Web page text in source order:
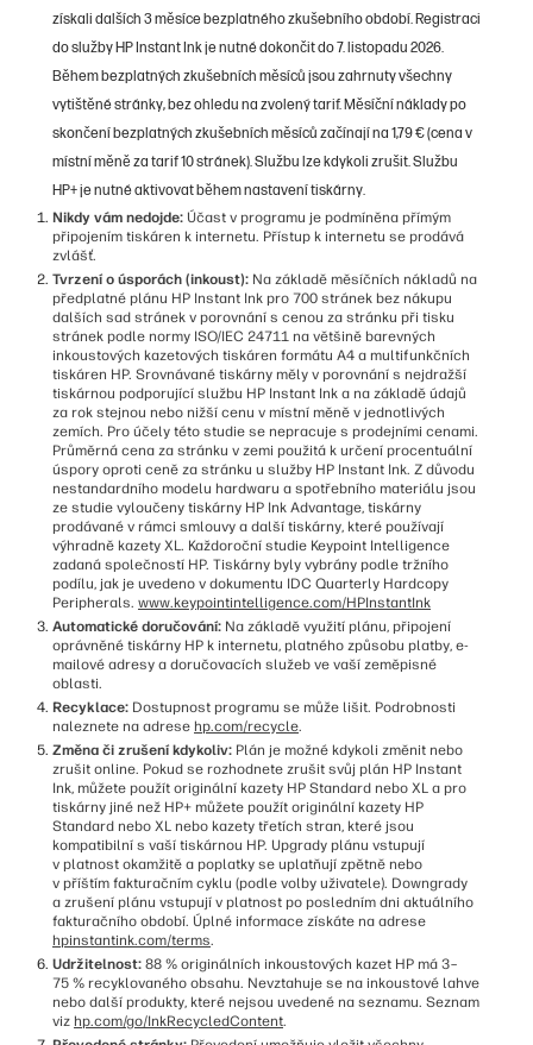
získali dalších 3 měsíce bezplatného zkušebního období. Registraci
do služby HP Instant Ink je nutné dokončit do 7. listopadu 2026.
Během bezplatných zkušebních měsíců jsou zahrnuty všechny
vytištěné stránky, bez ohledu na zvolený tarif. Měsíční náklady po
skončení bezplatných zkušebních měsíců začínají na 1,79 € (cena v
místní měně za tarif 10 stránek). Službu lze kdykoli zrušit. Službu
HP+ je nutné aktivovat během nastavení tiskárny.
Nikdy vám nedojde: Účast v programu je podmíněna přímým
připojením tiskáren k internetu. Přístup k internetu se prodává
zvlášť.
Tvrzení o úsporách (inkoust): Na základě měsíčních nákladů na
předplatné plánu HP Instant Ink pro 700 stránek bez nákupu
dalších sad stránek v porovnání s cenou za stránku při tisku
stránek podle normy ISO/IEC 24711 na většině barevných
inkoustových kazetových tiskáren formátu A4 a multifunkčních
tiskáren HP. Srovnávané tiskárny měly v porovnání s nejdražší
tiskárnou podporující službu HP Instant Ink a na základě údajů
za rok stejnou nebo nižší cenu v místní měně v jednotlivých
zemích. Pro účely této studie se nepracuje s prodejními cenami.
Průměrná cena za stránku v zemi použitá k určení procentuální
úspory oproti ceně za stránku u služby HP Instant Ink. Z důvodu
nestandardního modelu hardwaru a spotřebního materiálu jsou
ze studie vyloučeny tiskárny HP Ink Advantage, tiskárny
prodávané v rámci smlouvy a další tiskárny, které používají
výhradně kazety XL. Každoroční studie Keypoint Intelligence
zadaná společností HP. Tiskárny byly vybrány podle tržního
podílu, jak je uvedeno v dokumentu IDC Quarterly Hardcopy
Peripherals. www.keypointintelligence.com/HPInstantInk
Automatické doručování: Na základě využití plánu, připojení
oprávněné tiskárny HP k internetu, platného způsobu platby, e-
mailové adresy a doručovacích služeb ve vaší zeměpisné
oblasti.
Recyklace: Dostupnost programu se může lišit. Podrobnosti
naleznete na adrese hp.com/recycle.
Změna či zrušení kdykoliv: Plán je možné kdykoli změnit nebo
zrušit online. Pokud se rozhodnete zrušit svůj plán HP Instant
Ink, můžete použít originální kazety HP Standard nebo XL a pro
tiskárny jiné než HP+ můžete použít originální kazety HP
Standard nebo XL nebo kazety třetích stran, které jsou
kompatibilní s vaší tiskárnou HP. Upgrady plánu vstupují
v platnost okamžitě a poplatky se uplatňují zpětně nebo
v příštím fakturačním cyklu (podle volby uživatele). Downgrady
a zrušení plánu vstupují v platnost po posledním dni aktuálního
fakturačního období. Úplné informace získáte na adrese
hpinstantink.com/terms.
Udržitelnost: 88 % originálních inkoustových kazet HP má 3–
75 % recyklovaného obsahu. Nevztahuje se na inkoustové lahve
nebo další produkty, které nejsou uvedené na seznamu. Seznam
viz hp.com/go/InkRecycledContent.